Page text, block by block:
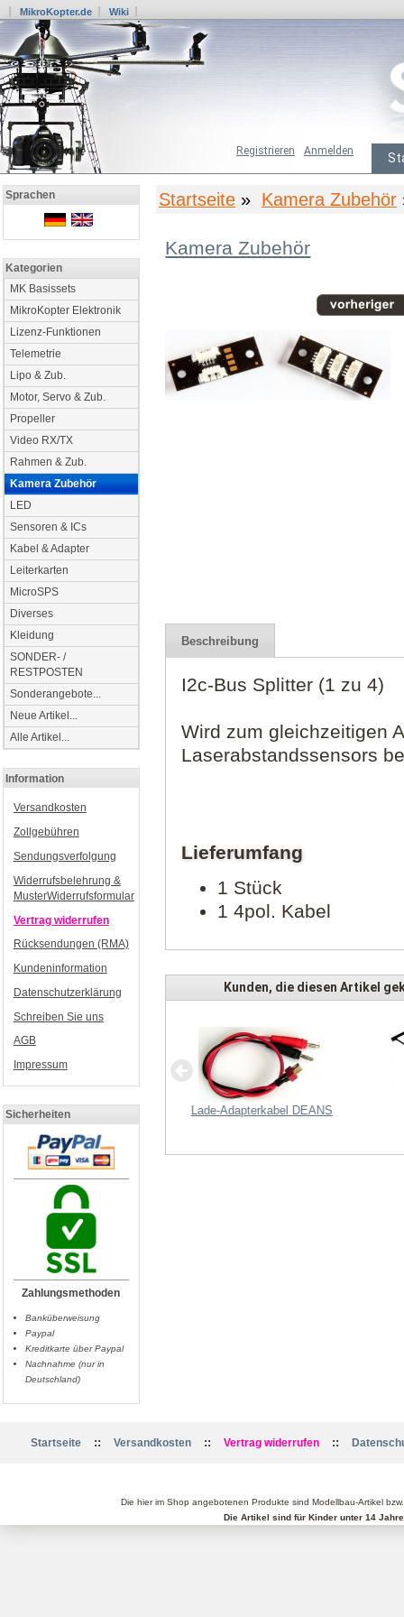
MikroKopter.de Wiki
Anmelden
Registrieren
Sprachen
Kategorien
MK Basissets
MikroKopter Elektronik
Lizenz-Funktionen
Telemetrie
Lipo & Zub.
Motor, Servo & Zub.
Propeller
Video RX/TX
Rahmen & Zub.
Kamera Zubehör
LED
Sensoren & ICs
Kabel & Adapter
Leiterkarten
MicroSPS
Diverses
Kleidung
SONDER- /
RESTPOSTEN
Sonderangebote...
Neue Artikel...
Alle Artikel...
Information
Versandkosten
Zollgebühren
Sendungsverfolgung
Widerrufsbelehrung &
MusterWiderrufsformular
Vertrag widerrufen
Rücksendungen (RMA)
Kundeninformation
Datenschutzerklärung
Schreiben Sie uns
AGB
Impressum
Sicherheiten
Zahlungsmethoden
Banküberweisung
Paypal
Kreditkarte über Paypal
Nachnahme (nur in
Deutschland)
Startseite » Kamera Zubehör
Kamera Zubehör
Beschreibung
I2c-Bus Splitter (1 zu 4)
Wird zum gleichzeitigen
Laserabstandssensors
Lieferumfang
1 Stück
1 4pol. Kabel
Kunden, die diesen Artikel
Lade-Adapterkabel DEANS
Startseite :: Versandkosten :: Vertrag widerrufen ::
Die hier im Shop angebotenen Produkte sind Modellbau-Artikel
Die Artikel sind für Kinder unter 14